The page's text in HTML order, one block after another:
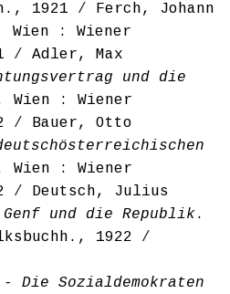
1921 / Ferch, Johann
Wien : Wiener
/ Adler, Max
und die
Wien : Wiener
/ Bauer, Otto
Wien : Wiener
/ Deutsch, Julius
Genf und die Republik .
1922 /
Die Sozialdemokraten